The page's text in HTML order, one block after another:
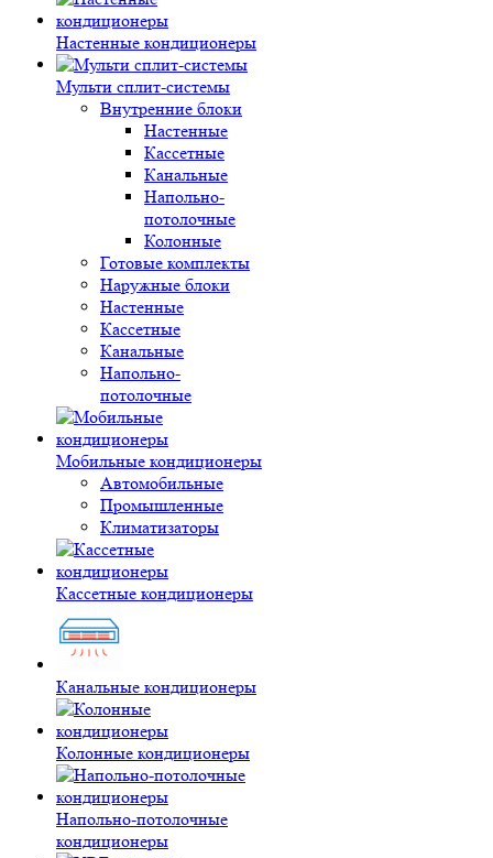
Настенные кондиционеры
Мульти сплит-системы
Внутренние блоки
Настенные
Кассетные
Канальные
Напольно-
потолочные
Колонные
Готовые комплекты
Наружные блоки
Настенные
Кассетные
Канальные
Напольно-
потолочные
Мобильные кондиционеры
Автомобильные
Промышленные
Климатизаторы
Кассетные кондиционеры
Канальные кондиционеры
Колонные кондиционеры
Напольно-потолочные
кондиционеры